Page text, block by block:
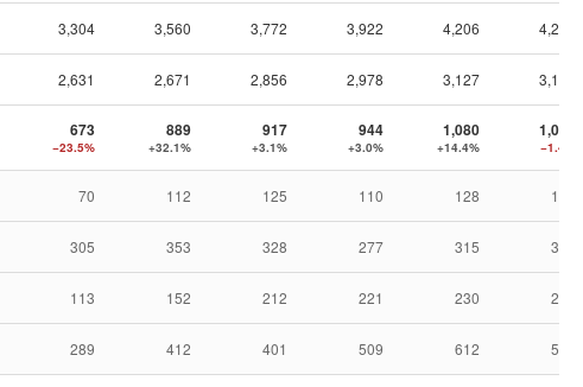
3,304 3,560 3,772 3,922 4,206 4,242
2,631 2,671 2,856 2,978 3,127 3,177
673
−23.5%
889
+32.1%
917
+3.1%
944
+3.0%
1,080
+14.4%
1,065
−1.4%
70 112 125 110 128 111
305 353 328 277 315 372
113 152 212 221 230 232
289 412 401 509 612 593